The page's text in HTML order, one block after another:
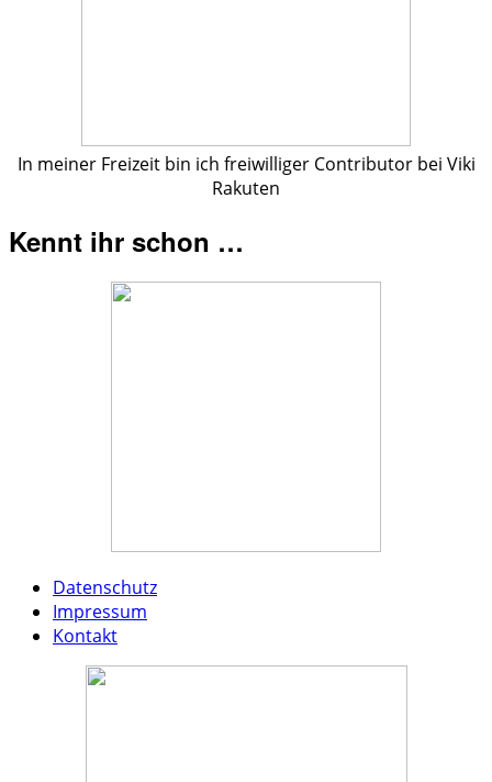
In meiner Freizeit bin ich freiwilliger Contributor bei Viki
Rakuten
Kennt ihr schon …
Datenschutz
Impressum
Kontakt